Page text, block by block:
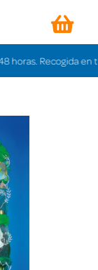
Recogida en